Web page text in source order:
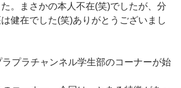
。まさかの本人不在(笑)でしたが、分
健在でした(笑)ありがとうございまし
プラチャンネル学生部のコーナーが始